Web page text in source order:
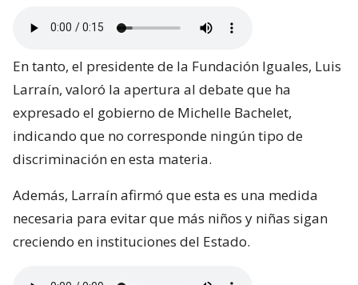
En tanto, el presidente de la Fundación Iguales, Luis
Larraín, valoró la apertura al debate que ha
expresado el gobierno de Michelle Bachelet,
indicando que no corresponde ningún tipo de
discriminación en esta materia.
Además, Larraín afirmó que esta es una medida
necesaria para evitar que más niños y niñas sigan
creciendo en instituciones del Estado.